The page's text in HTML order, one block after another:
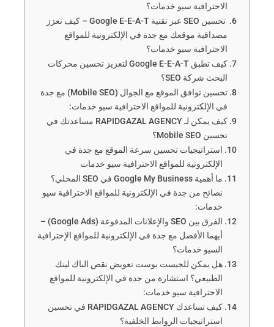
الاحترافية سيو خدمات؟
تحسين SEO عبر تقنية Google E-E-A-T – كيف تعزز
مصداقية موقعك مع جدة في الإلكترونية للمواقع
الاحترافية سيو خدمات؟
كيف تطبق Google E-E-A-T لتعزيز تحسين محركات
البحث شركة SEO؟
تحسين توافق الموقع مع الجوال (Mobile SEO) مع جدة
في الإلكترونية للمواقع الاحترافية سيو خدمات:
كيف يمكن لـ RAPIDGAZAL AGENCY مساعدتك في
تحسين Mobile SEO؟
استراتيجيات تحسين سرعة الموقع مع جدة في
الإلكترونية للمواقع الاحترافية سيو خدمات
ما أهمية Google My Business في SEO المحلي؟
نصائح من جدة في الإلكترونية للمواقع الاحترافية سيو
خدمات:
الفرق بين SEO والإعلانات المدفوعة (Google Ads) –
أيهما الأفضل مع جدة في الإلكترونية للمواقع الإحترافية
السيو خدمات؟
هل يمكن للجيست بوست تعويض نقص الباك لينك
الطبيعي؟ استشارة من جدة في الإلكترونية للمواقع
الاحترافية سيو خدمات:
كيف تساعدك RAPIDGAZAL AGENCY في تحسين
استراتيجيات الروابط الخلفية؟